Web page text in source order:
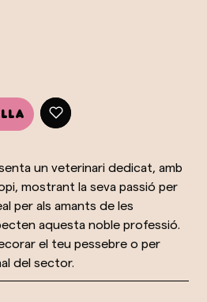
un veterinari dedicat, amb
mostrant la seva passió per
per als amants de les
aquesta noble professió.
el teu pessebre o per
del sector.